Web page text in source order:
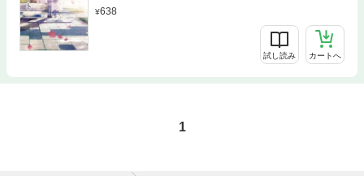
638
試し読み カートへ
1